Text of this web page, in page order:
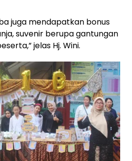
juga mendapatkan bonus
suvenir berupa gantungan
jelas Hj. Wini.